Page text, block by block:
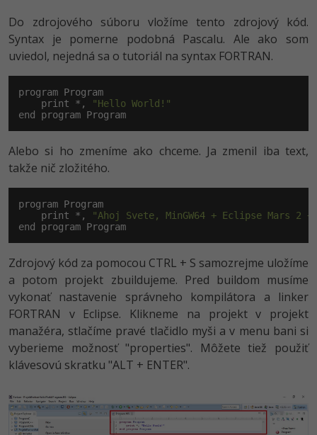
Do zdrojového súboru vložíme tento zdrojový kód.
Syntax je pomerne podobná Pascalu. Ale ako som
uviedol, nejedná sa o tutoriál na syntax FORTRAN.
program Program
    print *,
"Hello World!"
end program Program
Alebo si ho zmeníme ako chceme. Ja zmenil iba text,
takže nič zložitého.
program Program
    print *,
"Ahoj Svete, MinGW64 + Eclipse Mars 2
end program Program
Zdrojový kód za pomocou CTRL + S samozrejme uložíme
a potom projekt zbuildujeme. Pred buildom musíme
vykonať nastavenie správneho kompilátora a linker
FORTRAN v Eclipse. Klikneme na projekt v projekt
manažéra, stlačíme pravé tlačidlo myši a v menu bani si
vyberieme možnosť "properties". Môžete tiež použiť
klávesovú skratku "ALT + ENTER".